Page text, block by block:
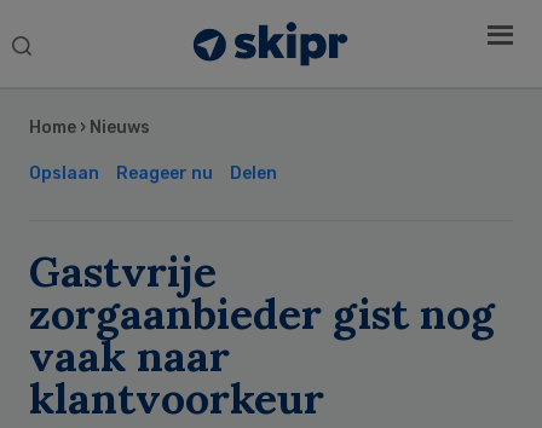
Search
Home › Nieuws
Opslaan Reageer nu Delen
Gastvrije
zorgaanbieder gist nog
vaak naar
klantvoorkeur
Sidebar